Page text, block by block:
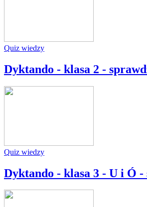
Quiz wiedzy
Dyktando - klasa 2 -
Quiz wiedzy
Dyktando - klasa 3 - U i Ó -